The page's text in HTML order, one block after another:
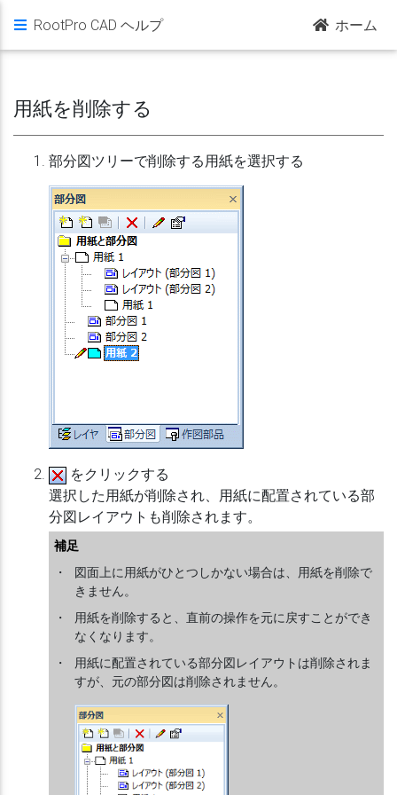
RootPro CAD ヘルプ ホーム
用紙を削除する
部分図ツリーで削除する用紙を選択する
をクリックする
選択した用紙が削除され、用紙に配置されている部
分図レイアウトも削除されます。
補足
・
図面上に用紙がひとつしかない場合は、用紙を削除で
きません。
・
用紙を削除すると、直前の操作を元に戻すことができ
なくなります。
・
用紙に配置されている部分図レイアウトは削除されま
すが、元の部分図は削除されません。